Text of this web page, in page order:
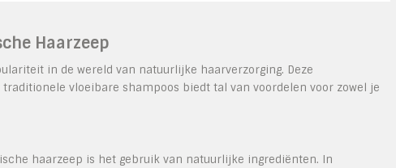
Haarzeep
in de wereld van natuurlijke haarverzorging. Deze
vloeibare shampoos biedt tal van voordelen voor zowel je
haarzeep is het gebruik van natuurlijke ingrediënten. In